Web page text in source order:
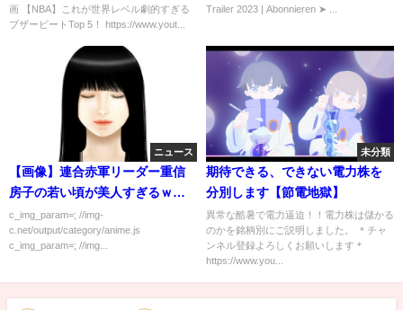
画 【NBA】これが世界レベル劇的すぎる
ブザービートTop 5！ https://www.yout...
Trailer 2023 | Abonnieren ➤ ...
ニュース
【画像】連合赤軍リーダー重信
房子の若い頃が美人すぎるｗｗ
ｗｗｗ
c_img_param=; //img-
c.net/output/category/anime.js
c_img_param=; //img...
未分類
期待できる、できない電力株を
分別します【節電地獄】
異常な酷暑で電力逼迫！！電力株は儲かる
のかを銘柄別にご説明しました。 ＊チャ
ンネル登録よろしくお願いします＊
https://www.you...